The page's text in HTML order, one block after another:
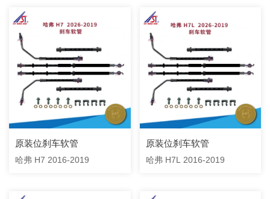
原装位刹车软管
哈弗 H7 2016-2019
原装位刹车软管
哈弗 H7L 2016-2019